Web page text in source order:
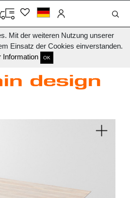
Mit der weiteren Nutzung unserer
Einsatz der Cookies einverstanden.
Information
OK